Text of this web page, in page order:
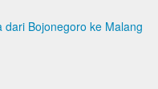
dari Bojonegoro ke Malang